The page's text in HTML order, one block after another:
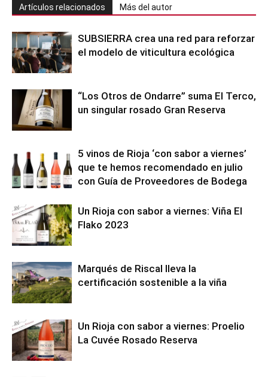
Artículos relacionados Más del autor
SUBSIERRA crea una red para reforzar
el modelo de viticultura ecológica
“Los Otros de Ondarre” suma El Terco,
un singular rosado Gran Reserva
5 vinos de Rioja ‘con sabor a viernes’
que te hemos recomendado en julio
con Guía de Proveedores de Bodega
Un Rioja con sabor a viernes: Viña El
Flako 2023
Marqués de Riscal lleva la
certificación sostenible a la viña
Un Rioja con sabor a viernes: Proelio
La Cuvée Rosado Reserva